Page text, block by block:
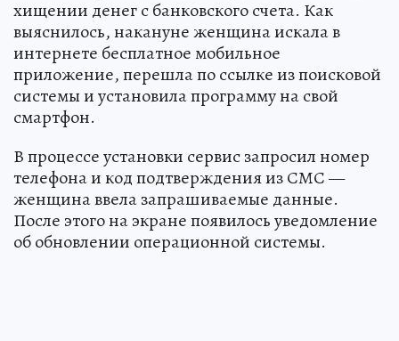
хищении денег с банковского счета. Как
выяснилось, накануне женщина искала в
интернете бесплатное мобильное
приложение, перешла по ссылке из поисковой
системы и установила программу на свой
смартфон.
В процессе установки сервис запросил номер
телефона и код подтверждения из СМС —
женщина ввела запрашиваемые данные.
После этого на экране появилось уведомление
об обновлении операционной системы.